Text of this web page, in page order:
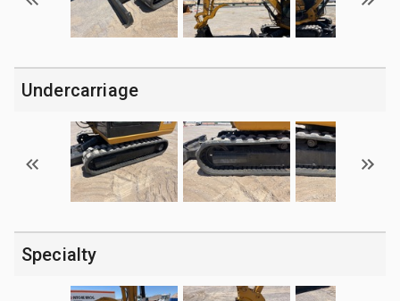
Undercarriage
Specialty